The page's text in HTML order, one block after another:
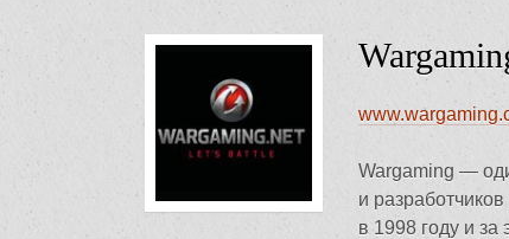
Wargaming —
и
в 1998 году и за